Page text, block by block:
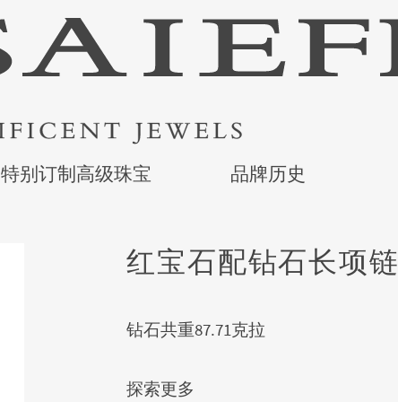
特别订制高级珠宝 品牌历史
红宝石配钻石长项链
钻石共重87.71克拉
探索更多